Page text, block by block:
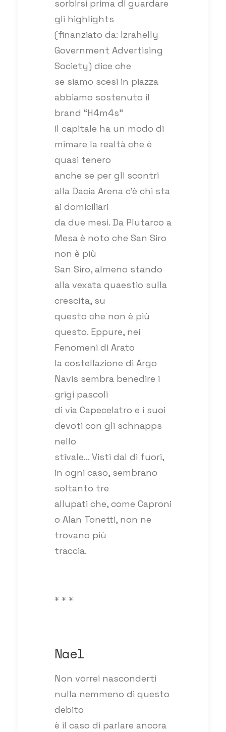
sorbirsi prima di guardare
gli highlights
(finanziato da: Izrahelly
Government Advertising
Society) dice che
se siamo scesi in piazza
abbiamo sostenuto il
brand “H4m4s”
il capitale ha un modo di
mimare la realtà che è
quasi tenero
anche se per gli scontri
alla Dacia Arena c’è chi sta
ai domiciliari
da due mesi. Da Plutarco a
Mesa è noto che San Siro
non è più
San Siro, almeno stando
alla vexata quaestio sulla
crescita, su
questo che non è più
questo. Eppure, nei
Fenomeni di Arato
la costellazione di Argo
Navis sembra benedire i
grigi pascoli
di via Capecelatro e i suoi
devoti con gli schnapps
nello
stivale… Visti dal di fuori,
in ogni caso, sembrano
soltanto tre
allupati che, come Caproni
o Alan Tonetti, non ne
trovano più
traccia.
* * *
Nael
Non vorrei nasconderti
nulla nemmeno di questo
debito
è il caso di parlare ancora